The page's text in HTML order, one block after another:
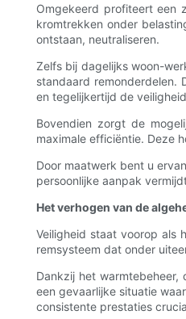
Omgekeerd profiteert een
kromtrekken onder
ontstaan, neutraliseren.
Zelfs bij dagelijks woon-
standaard remonderdelen.
en tegelijkertijd de
Bovendien zorgt de
maximale efficiëntie. Deze
Door maatwerk bent u
persoonlijke aanpak
Het verhogen van de
Veiligheid staat voorop als
remsysteem dat onder
Dankzij het
een gevaarlijke situatie
consistente prestaties